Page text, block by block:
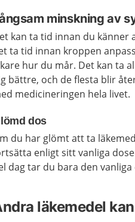
minskning av
kan ta tid innan du känner
ta tid innan kroppen
hur du mår. Det kan ta
bättre, och de flesta blir
medicineringen hela livet.
dos
du har glömt att ta
enligt sitt vanliga
dag tar du bara den
läkemedel